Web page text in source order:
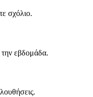
σχόλιο.
εβδομάδα.